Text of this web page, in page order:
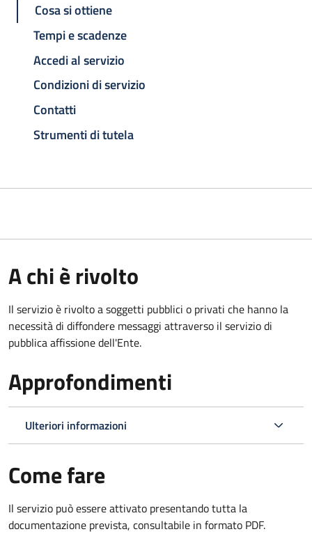
Cosa si ottiene
Tempi e scadenze
Accedi al servizio
Condizioni di servizio
Contatti
Strumenti di tutela
A chi è rivolto
Il servizio è rivolto a soggetti pubblici o privati che hanno la
necessità di diffondere messaggi attraverso il servizio di
pubblica affissione dell'Ente.
Approfondimenti
Ulteriori informazioni
Come fare
Il servizio può essere attivato presentando tutta la
documentazione prevista, consultabile in formato PDF.